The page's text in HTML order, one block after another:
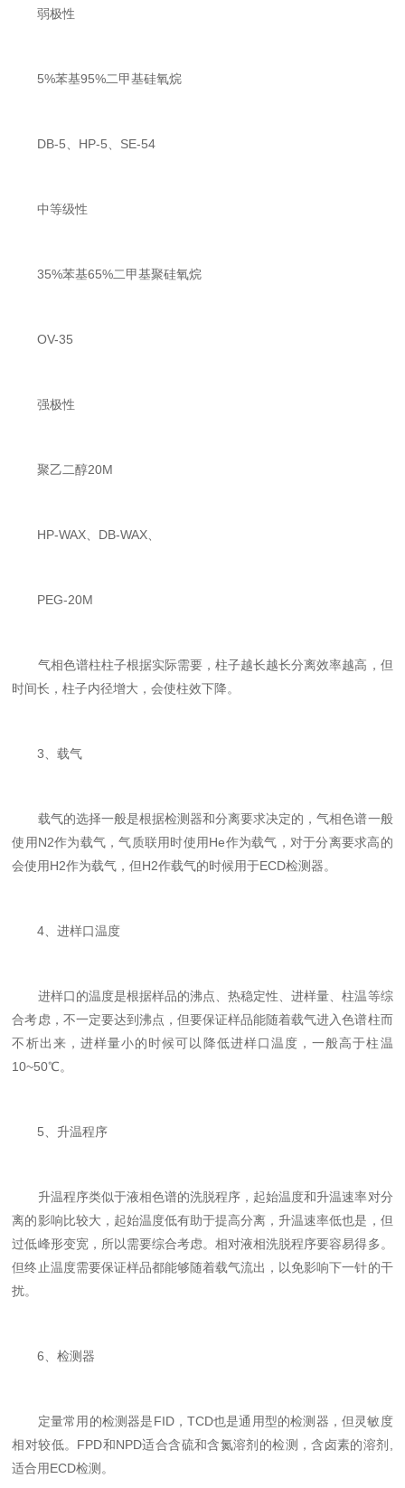
弱极性
5%苯基95%二甲基硅氧烷
DB-5、HP-5、SE-54
中等级性
35%苯基65%二甲基聚硅氧烷
OV-35
强极性
聚乙二醇20M
HP-WAX、DB-WAX、
PEG-20M
气相色谱柱柱子根据实际需要，柱子越长越长分离效率越高，但
时间长，柱子内径增大，会使柱效下降。
3、载气
载气的选择一般是根据检测器和分离要求决定的，气相色谱一般
使用N2作为载气，气质联用时使用He作为载气，对于分离要求高的
会使用H2作为载气，但H2作载气的时候用于ECD检测器。
4、进样口温度
进样口的温度是根据样品的沸点、热稳定性、进样量、柱温等综
合考虑，不一定要达到沸点，但要保证样品能随着载气进入色谱柱而
不析出来，进样量小的时候可以降低进样口温度，一般高于柱温
10~50℃。
5、升温程序
升温程序类似于液相色谱的洗脱程序，起始温度和升温速率对分
离的影响比较大，起始温度低有助于提高分离，升温速率低也是，但
过低峰形变宽，所以需要综合考虑。相对液相洗脱程序要容易得多。
但终止温度需要保证样品都能够随着载气流出，以免影响下一针的干
扰。
6、检测器
定量常用的检测器是FID，TCD也是通用型的检测器，但灵敏度
相对较低。FPD和NPD适合含硫和含氮溶剂的检测，含卤素的溶剂,
适合用ECD检测。